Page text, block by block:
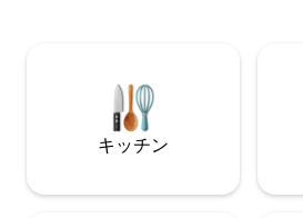
キッチン